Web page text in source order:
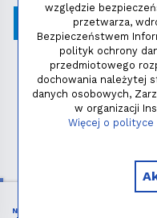
Copyright ©
NIEZBĘDNIK
względzie
przetwarza,
Bezpieczeństwem
polityk ochrony
przedmiotowego
dochowania należytej
danych osobowych,
w organizacji
Więcej o polityce